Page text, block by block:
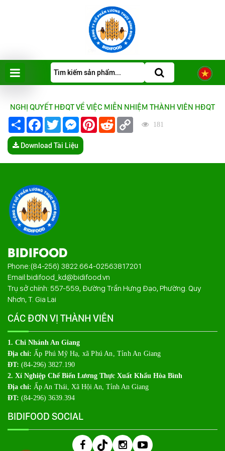
NGHỊ QUYẾT HĐQT VỀ VIỆC MIỄN NHIỆM THÀNH VIÊN HĐQT
Share Facebook
TwitterMessengerPinterestReddit Copy
Link
181
Download Tài Liệu
BIDIFOOD
Phone:(84-256) 3822.664-02563817201
Email:bidifood_kd@bidifood.vn
Trụ sở chính: 557-559, Đường Trần Hưng Đạo, Phường. Quy
Nhơn, T. Gia Lai
CÁC ĐƠN VỊ THÀNH VIÊN
1. Chi Nhánh An Giang
Địa chỉ: Ấp Phú Mỹ Hạ, xã Phú An, Tỉnh An Giang
ĐT: (84-296) 3827.190
2. Xí Nghiệp Chế Biến Lương Thực Xuất Khẩu Hòa Bình
Địa chỉ: Ấp An Thái, Xã Hội An, Tỉnh An Giang
ĐT: (84-296) 3639.394
BIDIFOOD SOCIAL